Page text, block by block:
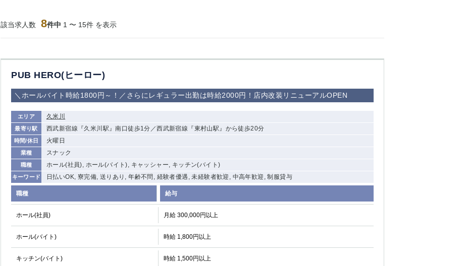
該当求人数 8件中 1 〜 15件 を表示
PUB HERO(ヒーロー)
＼ホールバイト時給1800円～！／さらにレギュラー出勤は時給2000円！店内改装リニューアルOPEN
エリア 久米川
最寄り駅 西武新宿線『久米川駅』南口徒歩1分／西武新宿線『東村山駅』から徒歩20分
時間/休日 火曜日
業種 スナック
職種 ホール(社員), ホール(バイト), キャッシャー, キッチン(バイト)
キーワード 日払いOK, 寮完備, 送りあり, 年齢不問, 経験者優遇, 未経験者歓迎, 中高年歓迎, 制服貸与
職種 給与
ホール(社員) 月給 300,000円以上
ホール(バイト) 時給 1,800円以上
キッチン(バイト) 時給 1,500円以上
ひばりヶ丘（北
学芸大学
の好立地！
「赤羽駅」から
徒歩2分 ②東
京メトロ南北線
「赤羽岩淵駅」
から徒歩10分
宿
①歌舞伎町 ②
新宿
①東武練馬 ②
成増・板橋 ③
大山 ②池袋
下赤塚 竹ノ塚 三鷹 亀戸
荻窪
浅草 新小岩 幡ヶ谷
祖師ヶ谷大蔵
五井
関内 横浜 川崎 溝の口
本厚木
新横浜
武蔵小杉
小田原
横浜・桜木町
関内・馬車道・
日ノ出町
武蔵新城 元住吉